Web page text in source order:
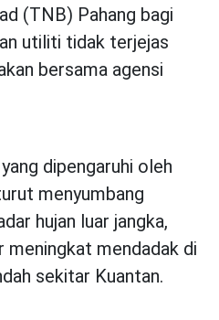
(TNB) Pahang bagi
utiliti tidak terjejas
bersama agensi
dipengaruhi oleh
menyumbang
hujan luar jangka,
meningkat mendadak di
sekitar Kuantan.